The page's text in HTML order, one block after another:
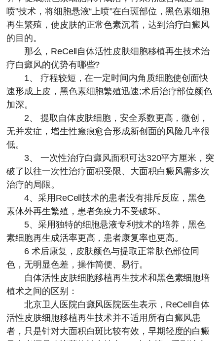
喷”技术，将细胞悬液“上喷”在白斑部位，黑色素细胞
再生繁殖，使皮肤的正常色素沉着，达到治疗白癜风
的目的。
那么，ReCell自体活性皮肤细胞移植再生技术治
疗白癜风的优势有哪些?
1、 疗程较短，在一定时间内角质细胞使创面快
速形成上皮，黑色素细胞繁殖迅速;术后治疗部位颜色
加深。
2、 提取自体皮肤细胞，安全系数更高，微创，
无并发症，增生性瘢痕愈合形成新创面的风险几率很
低。
3、 一次性治疗白癜风面积可达320平方厘米，突
破了以往一次性治疗面积受限、大面积白癜风需多次
治疗的局限。
4、采用ReCell技术的患者没有排斥反应，黑色
素体外再生繁殖，患者免疫力不受破坏。
5、采用独特的细胞悬液专利技术的培养，黑色
素细胞再生成活率更高，患者康复率也更高。
6 术后康复，皮肤颜色与提取正常肤色部位同
色，无明显色差，操作简便、易行。
自体活性皮肤细胞移植再生技术和黑色素细胞培
植术之间的区别：
北京卫人医院白癜风医院医生表示，ReCell自体
活性皮肤细胞移植再生技术并不适用所有白癜风患
者，只是针对大面积白斑比较有效，早期轻度的白癜